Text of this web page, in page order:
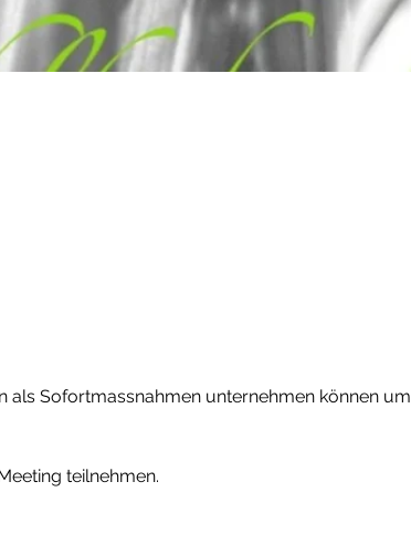
als Sofortmassnahmen unternehmen können um
teilnehmen.